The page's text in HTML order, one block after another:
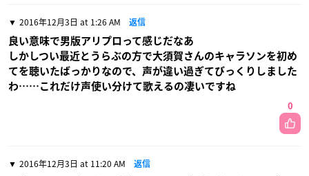
2016年12月3日 at 1:26 AM 返信
良い意味で男版アリプロって感じだなあ
しかしつい最近とうらぶの方で大須賀さんのキャラソンを初め
てを聴いたばっかりなので、声が違い過ぎてびっくりしました
わ……これだけ声使い分けて歌えるの凄いですね
0
2016年12月3日 at 11:20 AM 返信